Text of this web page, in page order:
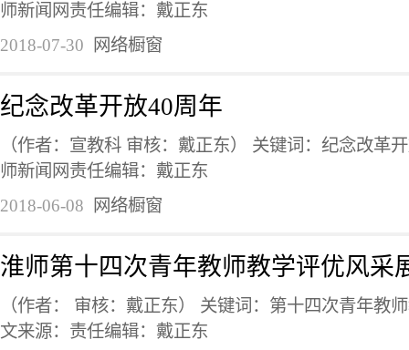
师新闻网责任编辑：戴正东
2018-07-30
网络橱窗
纪念改革开放40周年
（作者：宣教科 审核：戴正东） 关键词：纪念改革
师新闻网责任编辑：戴正东
2018-06-08
网络橱窗
淮师第十四次青年教师教学评优风采
（作者： 审核：戴正东） 关键词：第十四次青年教
文来源：责任编辑：戴正东